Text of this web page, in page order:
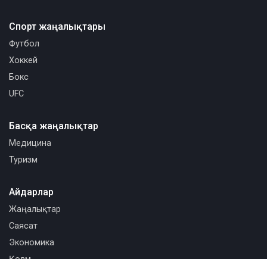
Спорт жаңалықтары
Футбол
Хоккей
Бокс
UFC
Басқа жаңалықтар
Медицина
Туризм
Айдарлар
Жаңалықтар
Саясат
Экономика